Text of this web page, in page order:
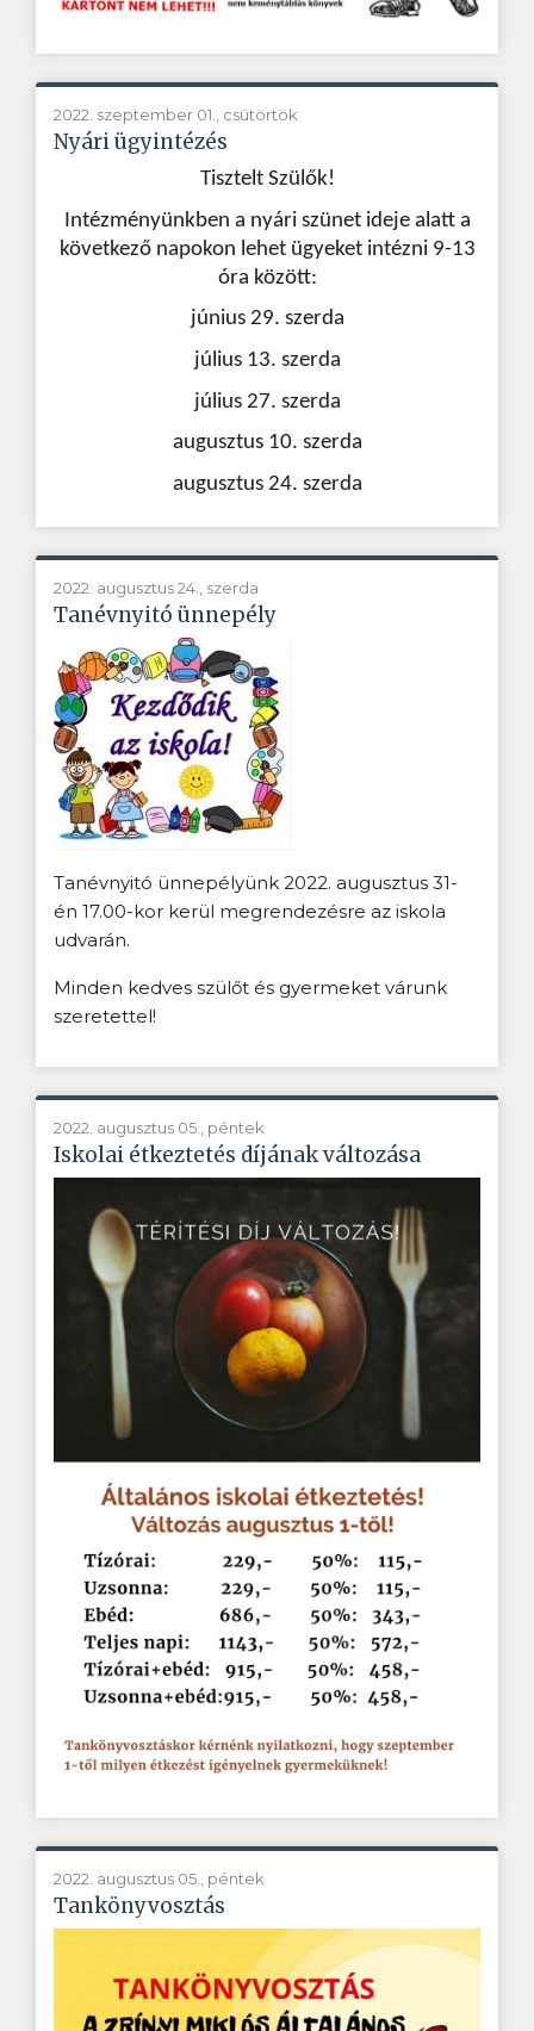
2022. szeptember 01., csütörtök
Nyári ügyintézés
Tisztelt Szülők!
Intézményünkben a nyári szünet ideje alatt a
következő napokon lehet ügyeket intézni 9-13
óra között:
június 29. szerda
július 13. szerda
július 27. szerda
augusztus 10. szerda
augusztus 24. szerda
2022. augusztus 24., szerda
Tanévnyitó ünnepély
Tanévnyitó ünnepélyünk 2022. augusztus 31-
én 17.00-kor kerül megrendezésre az iskola
udvarán.
Minden kedves szülőt és gyermeket várunk
szeretettel!
2022. augusztus 05., péntek
Iskolai étkeztetés díjának változása
2022. augusztus 05., péntek
Tankönyvosztás